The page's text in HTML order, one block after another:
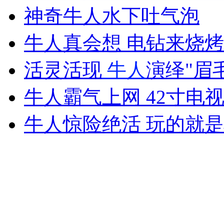
无痛分娩是否安全 医生回应
外交部：反对强权政治霸凌主义
外交部：有关国家言论片面不公正
安徽一实载49人客车翻车
神奇牛人水下吐气泡
牛人真会想 电钻来烧烤
活灵活现 牛人演绎"眉
牛人霸气上网 42寸电
牛人惊险绝活 玩的就